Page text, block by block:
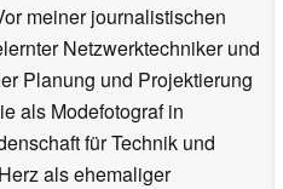
meiner journalistischen
Netzwerktechniker und
Planung und Projektierung
als Modefotograf in
für Technik und
als ehemaliger